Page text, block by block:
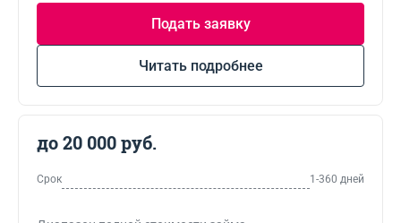
Подать заявку
Читать подробнее
до 20 000 руб.
Срок 1-360 дней